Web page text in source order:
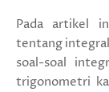
Pada artikel
tentang
soal-soal
trigonometri